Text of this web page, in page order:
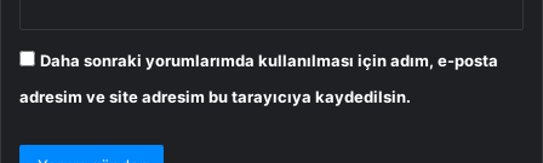
Daha sonraki yorumlarımda kullanılması için adım, e-posta
adresim ve site adresim bu tarayıcıya kaydedilsin.